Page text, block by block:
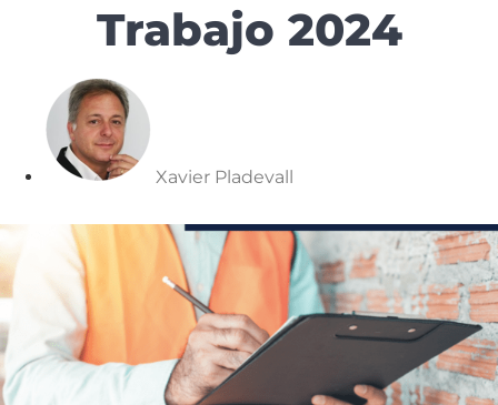
Trabajo 2024
Xavier Pladevall